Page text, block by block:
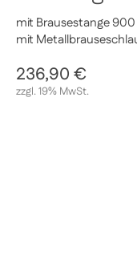
mit Brausestange
mit
Regulärer Preis
236,90 €
zzgl. 19% MwSt.